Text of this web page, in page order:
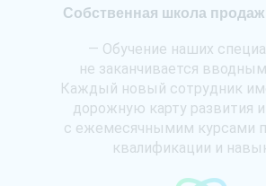
Собственная школа продаж
— Обучение наших
не заканчивается
Каждый новый сотрудник
дорожную карту развития и
с ежемесячнымим курсами
квалификации и